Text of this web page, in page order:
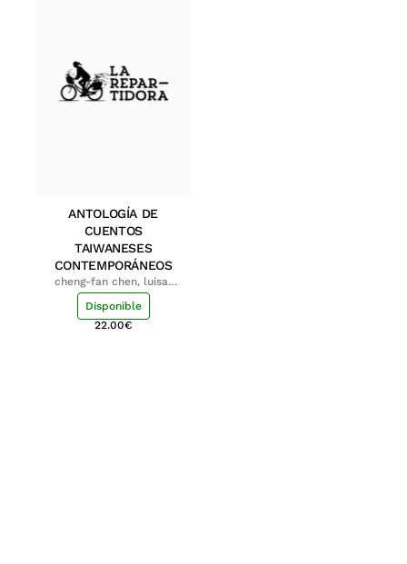
ANTOLOGÍA DE
CUENTOS
TAIWANESES
CONTEMPORÁNEOS
cheng-fan chen, luisa;
shu-ying chang, luisa
Disponible
22.00€